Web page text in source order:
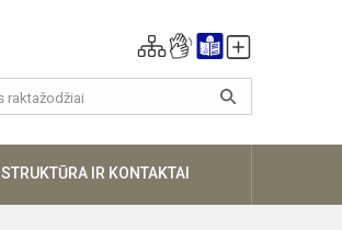
STRUKTŪRA IR KONTAKTAI